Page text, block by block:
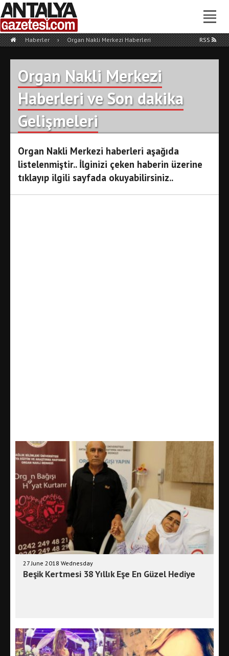
Haberler › Organ Nakli Merkezi Haberleri RSS
Organ Nakli Merkezi
Haberleri ve Son dakika
Gelişmeleri
Organ Nakli Merkezi haberleri aşağıda
listelenmiştir.. İlginizi çeken haberin üzerine
tıklayıp ilgili sayfada okuyabilirsiniz..
27 June 2018 Wednesday
Beşik Kertmesi 38 Yıllık Eşe En Güzel Hediye